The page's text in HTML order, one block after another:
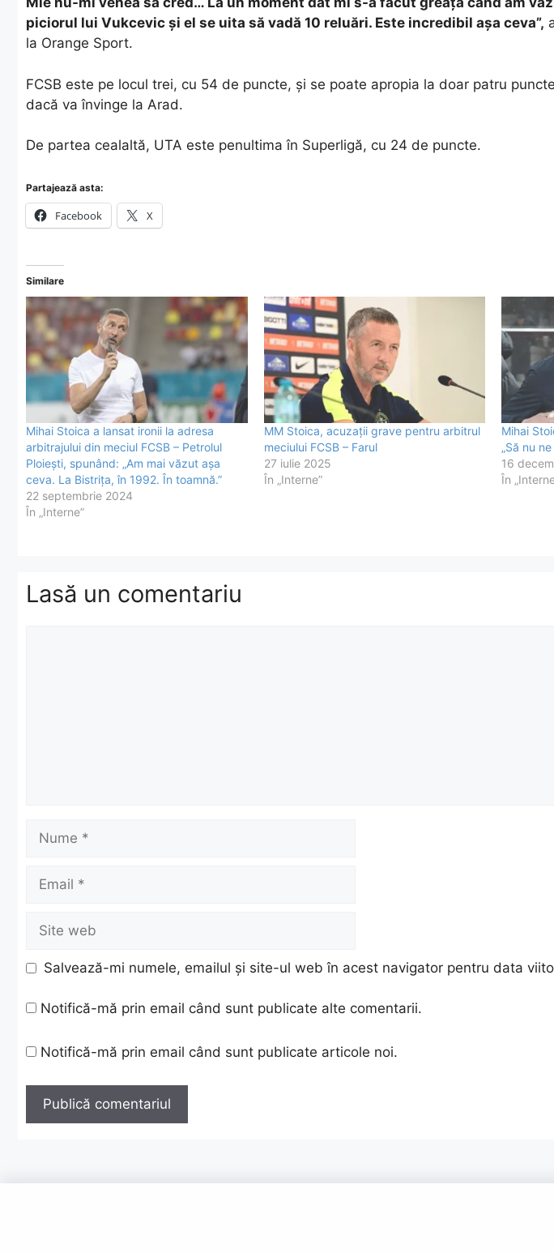
piciorul lui Vukcevic şi el se uita să vadă 10 reluări. Este incredibil aşa ceva”,
la Orange Sport.
FCSB este pe locul trei, cu 54 de puncte, și se poate apropia la doar patru
dacă va învinge la Arad.
De partea cealaltă, UTA este penultima în Superligă, cu 24 de puncte.
Partajează asta:
Facebook X
Similare
Mihai Stoica a lansat ironii la adresa
arbitrajului din meciul FCSB – Petrolul
Ploiești, spunând: „Am mai văzut așa
ceva. La Bistrița, în 1992. În toamnă.”
22 septembrie 2024
În „Interne”
MM Stoica, acuzații grave pentru arbitrul
meciului FCSB – Farul
27 iulie 2025
În „Interne”
Mihai
„Să nu
16
În
Lasă un comentariu
web
Salvează-mi numele, emailul și site-ul web în acest navigator pentru data
Notifică-mă prin email când sunt publicate alte comentarii.
Notifică-mă prin email când sunt publicate articole noi.